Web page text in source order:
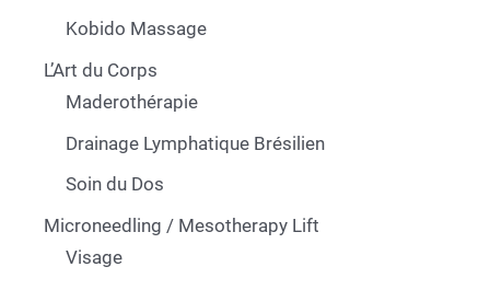
Kobido Massage
L’Art du Corps
Maderothérapie
Drainage Lymphatique Brésilien
Soin du Dos
Microneedling / Mesotherapy Lift
Visage